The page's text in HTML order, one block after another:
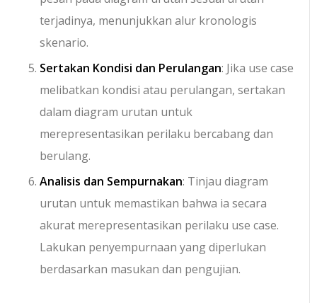
terjadinya, menunjukkan alur kronologis
skenario.
Sertakan Kondisi dan Perulangan: Jika use case
melibatkan kondisi atau perulangan, sertakan
dalam diagram urutan untuk
merepresentasikan perilaku bercabang dan
berulang.
Analisis dan Sempurnakan: Tinjau diagram
urutan untuk memastikan bahwa ia secara
akurat merepresentasikan perilaku use case.
Lakukan penyempurnaan yang diperlukan
berdasarkan masukan dan pengujian.